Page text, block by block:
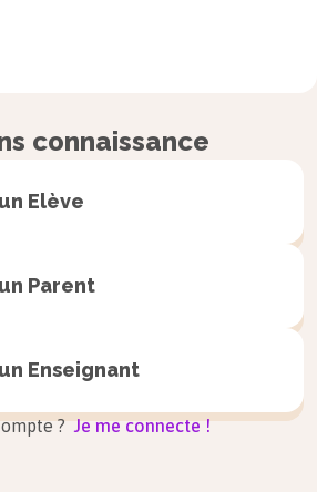
connaissance
Elève
Parent
Enseignant
? Je me connecte !